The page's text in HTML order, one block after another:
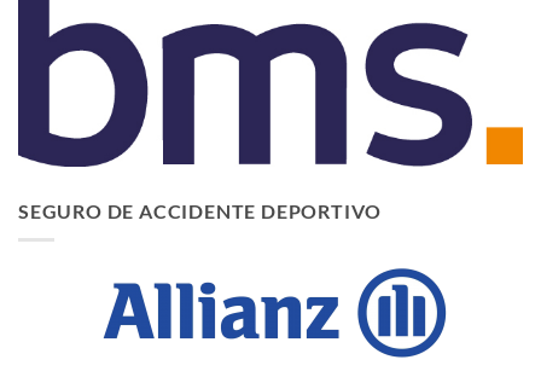
SEGURO DE ACCIDENTE DEPORTIVO